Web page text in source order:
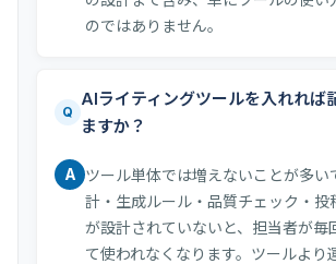
のではありません。
Q
AIライティングツールを入れれば
ますか？
A ツール単体では増えないことが多い
計・生成ルール・品質チェック・投
が設計されていないと、担当者が毎
て使われなくなります。ツールより